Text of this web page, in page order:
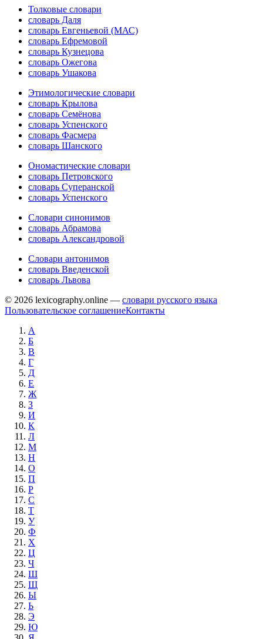
Толковые словари
словарь Даля
словарь Евгеньевой (МАС)
словарь Ефремовой
словарь Кузнецова
словарь Ожегова
словарь Ушакова
Этимологические словари
словарь Крылова
словарь Семёнова
словарь Успенского
словарь Фасмера
словарь Шанского
Ономастические словари
словарь Петровского
словарь Суперанской
словарь Успенского
Словари синонимов
словарь Абрамова
словарь Александровой
Словари антонимов
словарь Введенской
словарь Львова
© 2026 lexicography.online — словари русского языка
Пользовательское соглашениеКонтакты
А
Б
В
Г
Д
Е
Ж
З
И
К
Л
М
Н
О
П
Р
С
Т
У
Ф
Х
Ц
Ч
Ш
Щ
Ы
Ь
Э
Ю